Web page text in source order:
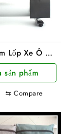
Lốp Xe Ô Tô
1063 Nguồn
150psi
sản phẩm
⇆ Compare